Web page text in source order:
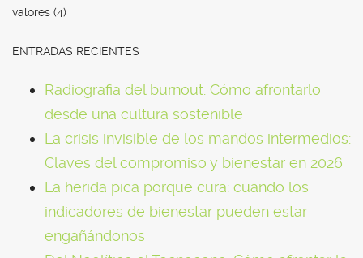
valores (4)
ENTRADAS RECIENTES
Radiografia del burnout: Cómo afrontarlo
desde una cultura sostenible
La crisis invisible de los mandos intermedios:
Claves del compromiso y bienestar en 2026
La herida pica porque cura: cuando los
indicadores de bienestar pueden estar
engañándonos